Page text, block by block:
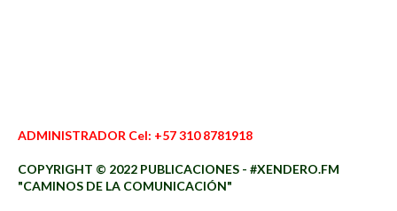
ADMINISTRADOR Cel: +57 310 8781918
COPYRIGHT © 2022 PUBLICACIONES - #XENDERO.FM
"CAMINOS DE LA COMUNICACIÓN"